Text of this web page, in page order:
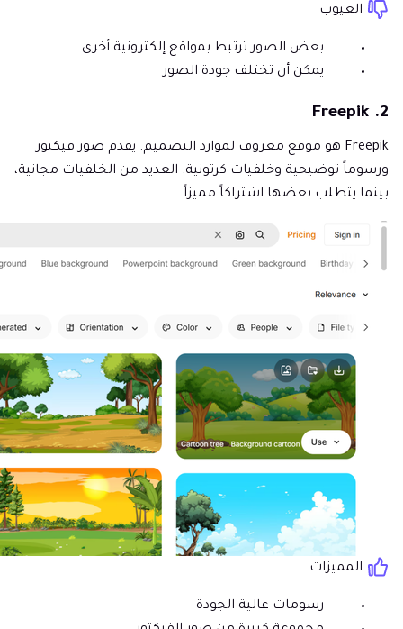
العيوب
بعض الصور ترتبط بمواقع إلكترونية أخرى
يمكن أن تختلف جودة الصور
2. Freepik
Freepik هو موقع معروف لموارد التصميم. يقدم صور فيكتور
ورسوماً توضيحية وخلفيات كرتونية. العديد من الخلفيات مجانية،
بينما يتطلب بعضها اشتراكاً مميزاً.
المميزات
رسومات عالية الجودة